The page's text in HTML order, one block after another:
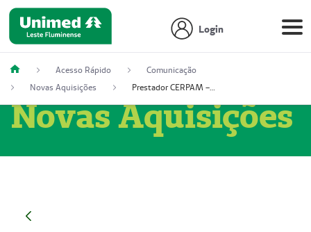
Login
Acesso Rápido
Comunicação
Novas Aquisições
Prestador CERPAM – Centro de Reabilitação S/S Ltda-ME (52004274-8)
Novas Aquisições